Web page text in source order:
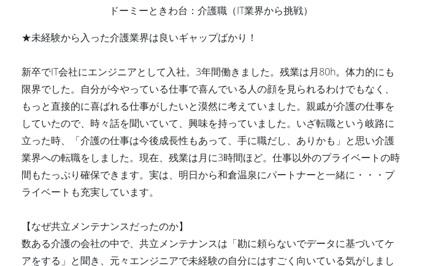
ドーミーときわ台：介護職（IT業界から挑戦）
★未経験から入った介護業界は良いギャップばかり！
新卒でIT会社にエンジニアとして入社。3年間働きました。残業は月80h。体力的にも
限界でした。自分が今やっている仕事で喜んでいる人の顔を見られるわけでもなく、
もっと直接的に喜ばれる仕事がしたいと漠然に考えていました。親戚が介護の仕事を
していたので、時々話を聞いていて、興味を持っていました。いざ転職という岐路に
立った時、「介護の仕事は今後成長性もあって、手に職だし、ありかも」と思い介護
業界への転職をしました。現在、残業は月に3時間ほど。仕事以外のプライベートの時
間もたっぷり確保できます。実は、明日から和倉温泉にパートナーと一緒に・・・プ
ライベートも充実しています。
【なぜ共立メンテナンスだったのか】
数ある介護の会社の中で、共立メンテナンスは「勘に頼らないでデータに基づいてケ
アをする」と聞き、元々エンジニアで未経験の自分にはすごく向いている気がしまし